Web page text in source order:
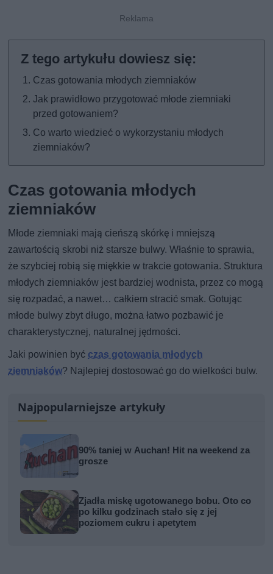
Czas gotowania młodych ziemniaków
Jak prawidłowo przygotować młode ziemniaki
przed gotowaniem?
Co warto wiedzieć o wykorzystaniu młodych
ziemniaków?
Czas gotowania młodych
ziemniaków
Młode ziemniaki mają cieńszą skórkę i mniejszą
zawartością skrobi niż starsze bulwy. Właśnie to sprawia,
że szybciej robią się miękkie w trakcie gotowania. Struktura
młodych ziemniaków jest bardziej wodnista, przez co mogą
się rozpadać, a nawet… całkiem stracić smak. Gotując
młode bulwy zbyt długo, można łatwo pozbawić je
charakterystycznej, naturalnej jędrności.
Jaki powinien być czas gotowania młodych
ziemniaków? Najlepiej dostosować go do wielkości bulw.
Najpopularniejsze artykuły
90% taniej w Auchan! Hit na weekend za
grosze
Zjadła miskę ugotowanego bobu. Oto co
po kilku godzinach stało się z jej
poziomem cukru i apetytem